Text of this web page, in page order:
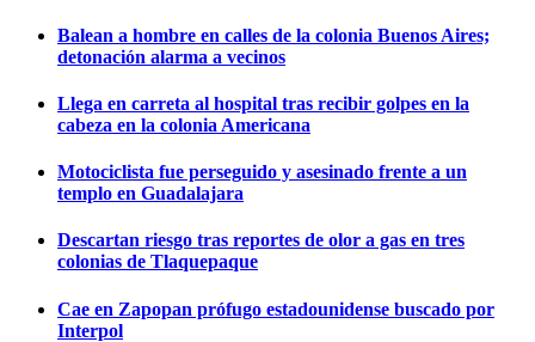
Balean a hombre en calles de la colonia Buenos Aires;
detonación alarma a vecinos
Llega en carreta al hospital tras recibir golpes en la
cabeza en la colonia Americana
Motociclista fue perseguido y asesinado frente a un
templo en Guadalajara
Descartan riesgo tras reportes de olor a gas en tres
colonias de Tlaquepaque
Cae en Zapopan prófugo estadounidense buscado por
Interpol